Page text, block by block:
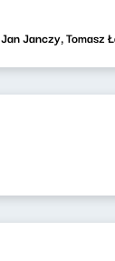
Jan Janczy, Tomasz